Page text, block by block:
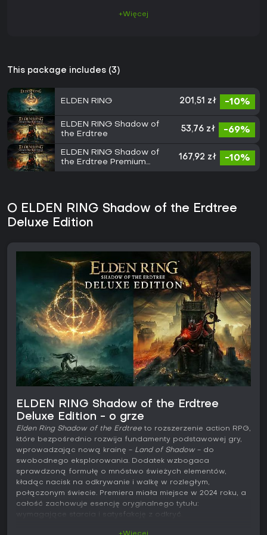
+Więcej
This package includes (3)
ELDEN RING 201,51 zł -10%
ELDEN RING Shadow of
the Erdtree
53,76 zł -69%
ELDEN RING Shadow of
the Erdtree Premium
167,92 zł -10%
O ELDEN RING Shadow of the Erdtree
Deluxe Edition
ELDEN RING Shadow of the Erdtree
Deluxe Edition - o grze
Elden Ring Shadow of the Erdtree to rozszerzenie action RPG,
które bezpośrednio rozwija fundamenty podstawowej gry,
wprowadzając nową krainę - Land of Shadow- do
swobodnego eksplorowania. Dodatek wzbogaca
sprawdzoną formułę o mnóstwo świeżych elementów,
kładąc nacisk na odkrywanie i walkę w rozległym,
połączonym świecie. Premiera miała miejsce w 2024 roku, a
całość zachowuje esencję oryginalnego tytułu:
wymagające starcia i satysfakcję z odkryć.